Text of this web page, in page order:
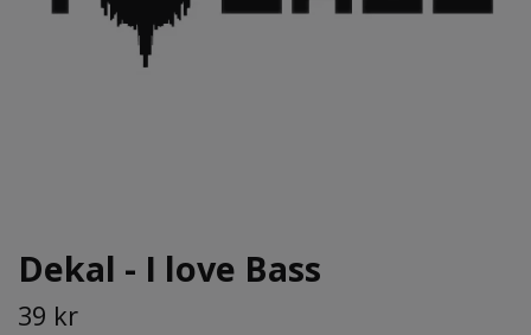
Dekal - I love Bass
39 kr